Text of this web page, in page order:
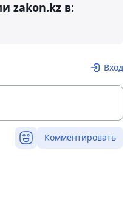
zakon.kz в:
Вход
Комментировать